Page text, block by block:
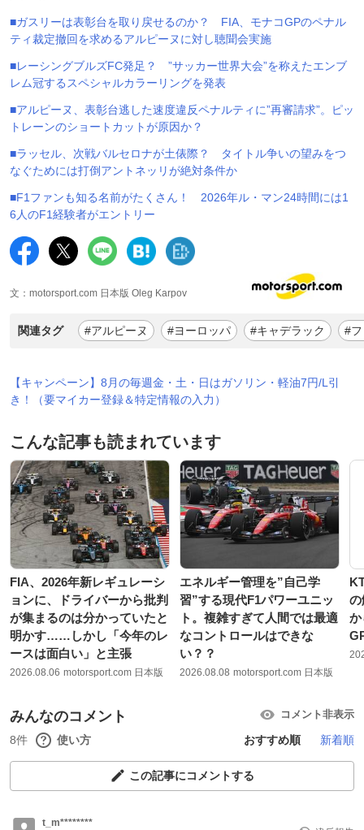
■ガスリーは表彰台を取り戻せるのか？ FIA、モナコGPのペナル
ティ裁定撤回を求めるアルピーヌに対し聴聞会実施
■レーシングブルズFC発足？ ”サッカー世界大会”を称えたエンブ
レム冠するスペシャルカラーリングを発表
■アルピーヌ、表彰台逃した速度違反ペナルティに”再審請求”。ピッ
トレーンのショートカットが原因か？
■ラッセル、次戦バルセロナが土俵際？ タイトル争いの望みをつ
なぐためには打倒アントネッリが絶対条件か
■F1ファンも知る名前がたくさん！ 2026年ル・マン24時間には1
6人のF1経験者がエントリー
文：motorsport.com 日本版 Oleg Karpov
関連タグ #アルピーヌ #ヨーロッパ #キャデラック #
【キャンペーン】8月の毎週金・土・日はガソリン・軽油7円/L引
き！（要マイカー登録＆特定情報の入力）
こんな記事も読まれています
FIA、2026年新レギュレーシ
ョンに、ドライバーから批判
が集まるのは分かっていたと
明かす……しかし「今年のレ
ースは面白い」と主張
2026.08.06 motorsport.com 日本版
エネルギー管理を”自己学
習”する現代F1パワーユニッ
ト。複雑すぎて人間では最適
なコントロールはできな
い？？
2026.08.08 motorsport.com 日本版
か
みんなのコメント コメント非表示
8件 使い方 おすすめ順 新着順
この記事にコメントする
t_m********